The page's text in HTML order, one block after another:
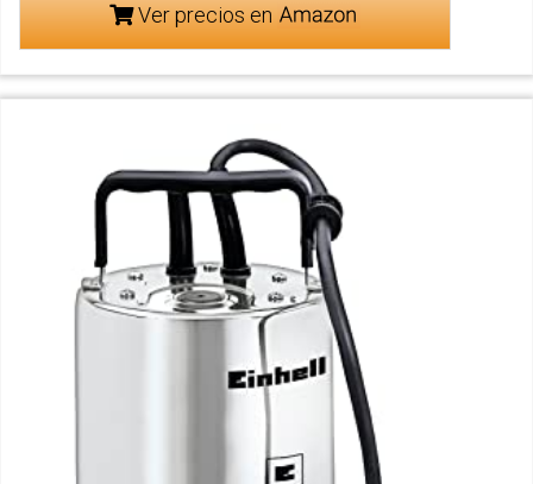
Ver precios en